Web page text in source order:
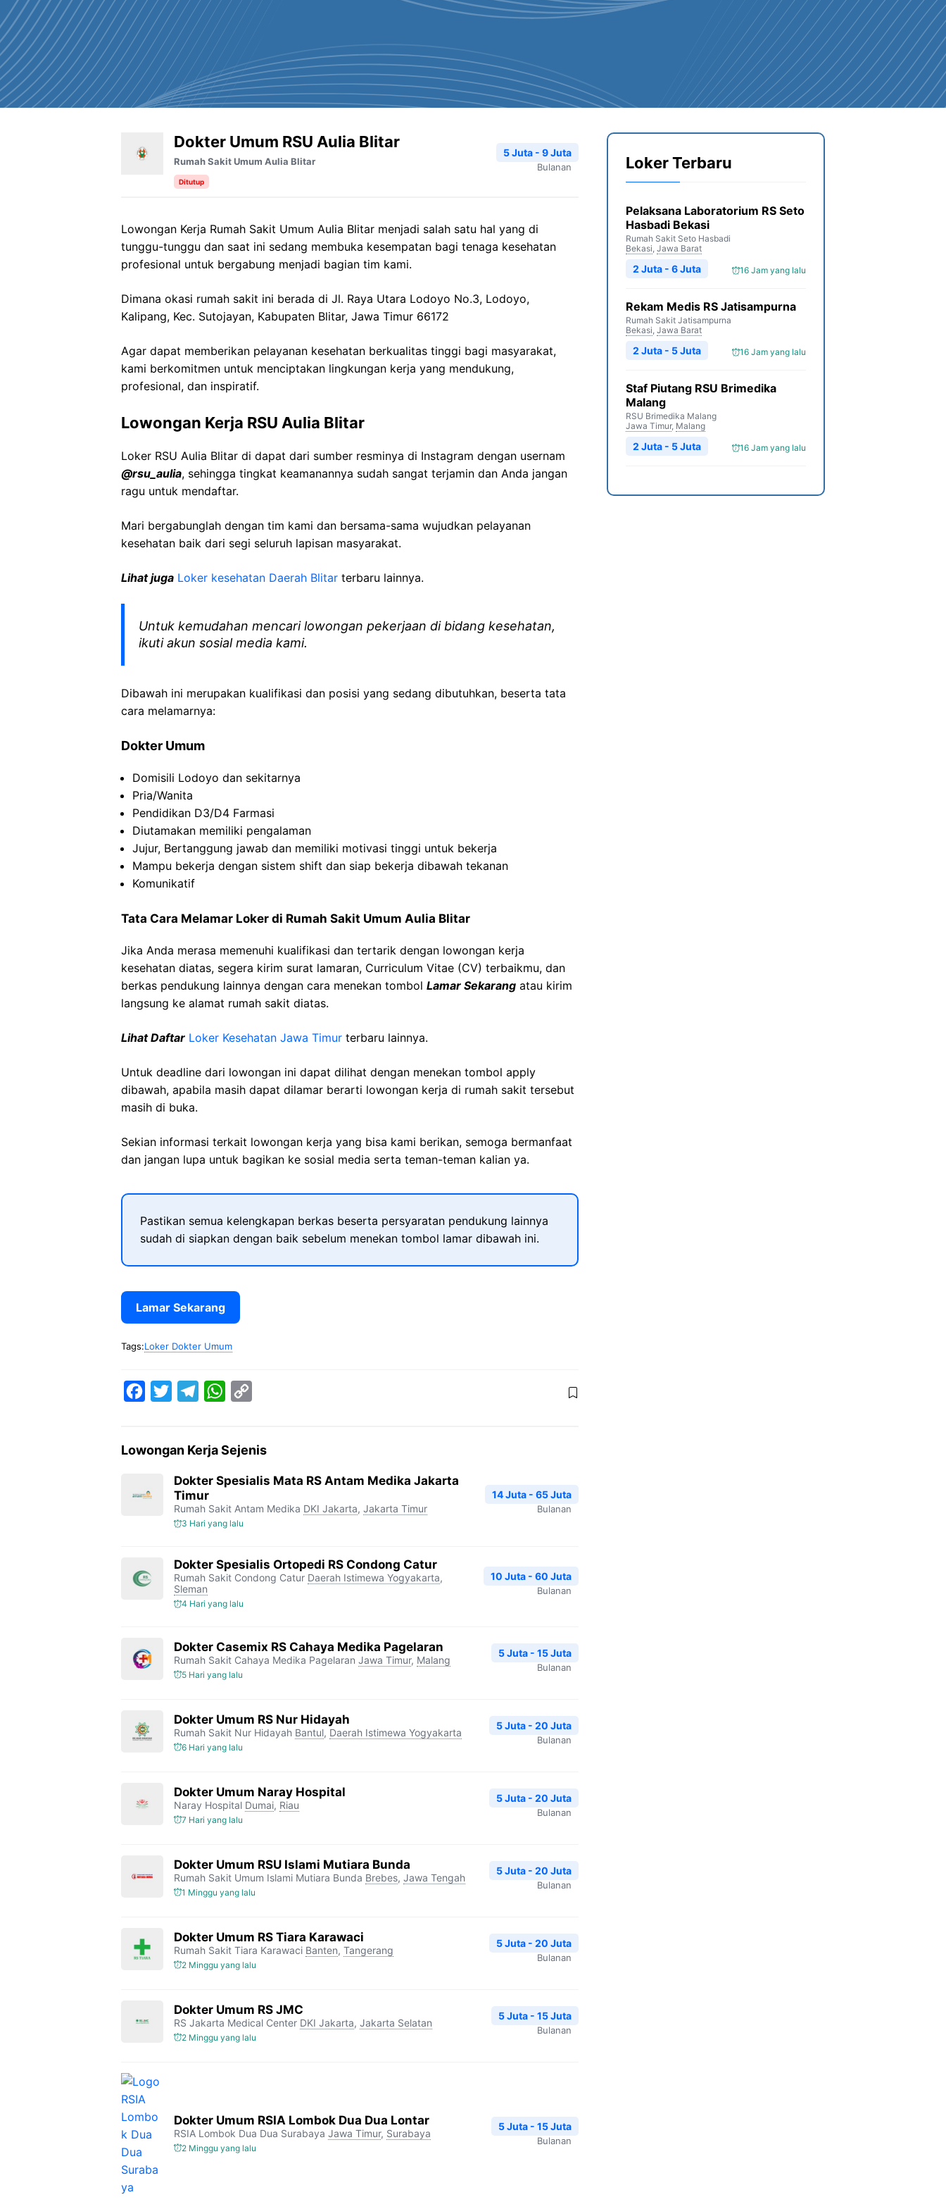
Dokter Umum RSU Aulia Blitar
Rumah Sakit Umum Aulia Blitar
Ditutup
5 Juta - 9 Juta
Bulanan
Lowongan Kerja Rumah Sakit Umum Aulia Blitar menjadi salah satu hal yang di
tunggu-tunggu dan saat ini sedang membuka kesempatan bagi tenaga kesehatan
profesional untuk bergabung menjadi bagian tim kami.
Dimana okasi rumah sakit ini berada di Jl. Raya Utara Lodoyo No.3, Lodoyo,
Kalipang, Kec. Sutojayan, Kabupaten Blitar, Jawa Timur 66172
Agar dapat memberikan pelayanan kesehatan berkualitas tinggi bagi masyarakat,
kami berkomitmen untuk menciptakan lingkungan kerja yang mendukung,
profesional, dan inspiratif.
Lowongan Kerja RSU Aulia Blitar
Loker RSU Aulia Blitar di dapat dari sumber resminya di Instagram dengan usernam
@rsu_aulia, sehingga tingkat keamanannya sudah sangat terjamin dan Anda jangan
ragu untuk mendaftar.
Mari bergabunglah dengan tim kami dan bersama-sama wujudkan pelayanan
kesehatan baik dari segi seluruh lapisan masyarakat.
Lihat juga Loker kesehatan Daerah Blitar terbaru lainnya.
Untuk kemudahan mencari lowongan pekerjaan di bidang kesehatan,
ikuti akun sosial media kami.
Dibawah ini merupakan kualifikasi dan posisi yang sedang dibutuhkan, beserta tata
cara melamarnya:
Dokter Umum
Domisili Lodoyo dan sekitarnya
Pria/Wanita
Pendidikan D3/D4 Farmasi
Diutamakan memiliki pengalaman
Jujur, Bertanggung jawab dan memiliki motivasi tinggi untuk bekerja
Mampu bekerja dengan sistem shift dan siap bekerja dibawah tekanan
Komunikatif
Tata Cara Melamar Loker di Rumah Sakit Umum Aulia Blitar
Jika Anda merasa memenuhi kualifikasi dan tertarik dengan lowongan kerja
kesehatan diatas, segera kirim surat lamaran, Curriculum Vitae (CV) terbaikmu, dan
berkas pendukung lainnya dengan cara menekan tombol Lamar Sekarang atau kirim
langsung ke alamat rumah sakit diatas.
Lihat Daftar Loker Kesehatan Jawa Timur terbaru lainnya.
Untuk deadline dari lowongan ini dapat dilihat dengan menekan tombol apply
dibawah, apabila masih dapat dilamar berarti lowongan kerja di rumah sakit tersebut
masih di buka.
Sekian informasi terkait lowongan kerja yang bisa kami berikan, semoga bermanfaat
dan jangan lupa untuk bagikan ke sosial media serta teman-teman kalian ya.
Pastikan semua kelengkapan berkas beserta persyaratan pendukung lainnya
sudah di siapkan dengan baik sebelum menekan tombol lamar dibawah ini.
Lamar Sekarang
Tags:Loker Dokter Umum
e
o
t
t
e
r
e
g
r
a
W
t
s
p
y
L
Lowongan Kerja Sejenis
Dokter Spesialis Mata RS Antam Medika Jakarta
Timur
Rumah Sakit Antam Medika DKI Jakarta, Jakarta Timur
3 Hari yang lalu
14 Juta - 65 Juta
Bulanan
Dokter Spesialis Ortopedi RS Condong Catur
Rumah Sakit Condong Catur Daerah Istimewa Yogyakarta,
Sleman
4 Hari yang lalu
10 Juta - 60 Juta
Bulanan
Dokter Casemix RS Cahaya Medika Pagelaran
Rumah Sakit Cahaya Medika Pagelaran Jawa Timur, Malang
5 Hari yang lalu
5 Juta - 15 Juta
Bulanan
Dokter Umum RS Nur Hidayah
Rumah Sakit Nur Hidayah Bantul, Daerah Istimewa Yogyakarta
6 Hari yang lalu
5 Juta - 20 Juta
Bulanan
Dokter Umum Naray Hospital
Naray Hospital Dumai, Riau
7 Hari yang lalu
5 Juta - 20 Juta
Bulanan
Dokter Umum RSU Islami Mutiara Bunda
Rumah Sakit Umum Islami Mutiara Bunda Brebes, Jawa Tengah
1 Minggu yang lalu
5 Juta - 20 Juta
Bulanan
Dokter Umum RS Tiara Karawaci
Rumah Sakit Tiara Karawaci Banten, Tangerang
2 Minggu yang lalu
5 Juta - 20 Juta
Bulanan
Dokter Umum RS JMC
RS Jakarta Medical Center DKI Jakarta, Jakarta Selatan
2 Minggu yang lalu
5 Juta - 15 Juta
Bulanan
Dokter Umum RSIA Lombok Dua Dua Lontar
RSIA Lombok Dua Dua Surabaya Jawa Timur, Surabaya
2 Minggu yang lalu
5 Juta - 15 Juta
Bulanan
Loker Terbaru
Pelaksana Laboratorium RS Seto
Hasbadi Bekasi
Rumah Sakit Seto Hasbadi
Bekasi, Jawa Barat
16 Jam yang lalu
2 Juta - 6 Juta
Rekam Medis RS Jatisampurna
Rumah Sakit Jatisampurna
Bekasi, Jawa Barat
16 Jam yang lalu
2 Juta - 5 Juta
Staf Piutang RSU Brimedika
Malang
RSU Brimedika Malang
Jawa Timur, Malang
16 Jam yang lalu
2 Juta - 5 Juta